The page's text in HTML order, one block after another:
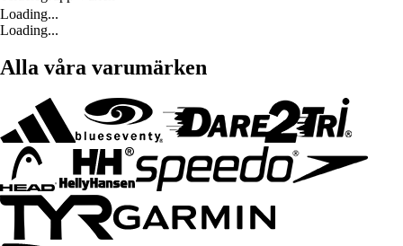
Loading...
Loading...
Alla våra varumärken